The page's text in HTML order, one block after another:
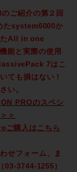
ご紹介の第２回
たsystem6000か
たAll in one
能と実際の使用
7はこ
ても損はない！
い。
PROのスペシ
＞
購入はこちら
せフォーム、ま
03-3744-1255）